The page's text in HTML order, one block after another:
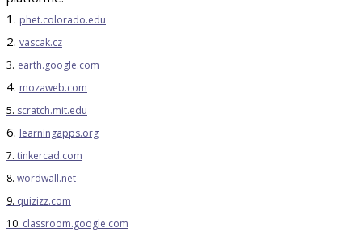
1. phet.colorado.edu
2. vascak.cz
3. earth.google.com
4. mozaweb.com
5. scratch.mit.edu
6. learningapps.org
7. tinkercad.com
8. wordwall.net
9. quizizz.com
10. classroom.google.com